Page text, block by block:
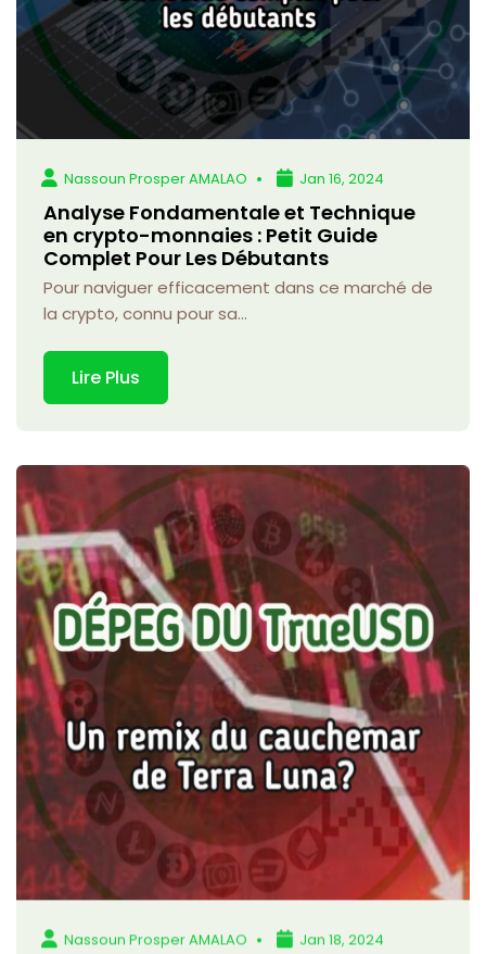
Nassoun Prosper AMALAO Jan 16, 2024
Analyse Fondamentale et Technique
en crypto-monnaies : Petit Guide
Complet Pour Les Débutants
Pour naviguer efficacement dans ce marché de
la crypto, connu pour sa...
Lire Plus
Nassoun Prosper AMALAO Jan 18, 2024